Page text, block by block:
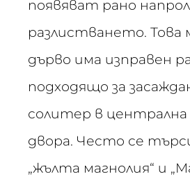
появяват рано
разлистването. Това
дърво има изправен
подходящо за
солитер в централна
двора. Често се
„жълта магнолия“ и